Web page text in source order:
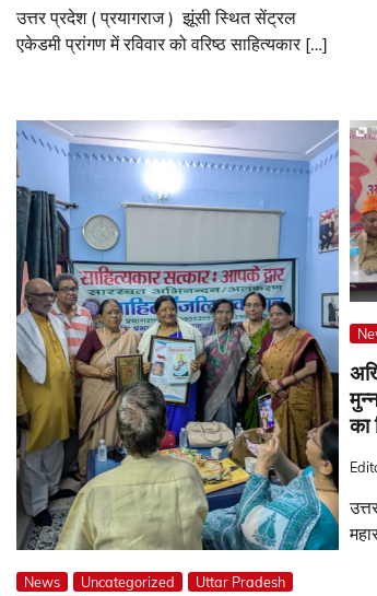
उत्तर प्रदेश ( प्रयागराज ) झूंसी स्थित सेंट्रल
एकेडमी प्रांगण में रविवार को वरिष्ठ साहित्यकार […]
News Uncategorized
Uttar Pradesh
का